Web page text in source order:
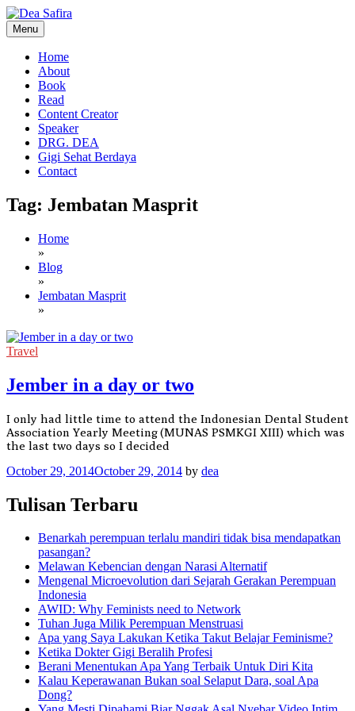
Skip
to
content
Menu
Home
About
Book
Read
Content Creator
Speaker
DRG. DEA
Gigi Sehat Berdaya
Contact
Tag: Jembatan Masprit
Home
»
Blog
»
Jembatan Masprit
»
Travel
Jember in a day or two
I only had little time to attend the Indonesian Dental Student
Association Yearly Meeting (MUNAS PSMKGI XIII) which was
the last two days so I decided
October 29, 2014October 29, 2014 by dea
Tulisan Terbaru
Benarkah perempuan terlalu mandiri tidak bisa mendapatkan
pasangan?
Melawan Kebencian dengan Narasi Alternatif
Mengenal Microevolution dari Sejarah Gerakan Perempuan
Indonesia
AWID: Why Feminists need to Network
Tuhan Juga Milik Perempuan Menstruasi
Apa yang Saya Lakukan Ketika Takut Belajar Feminisme?
Ketika Dokter Gigi Beralih Profesi
Berani Menentukan Apa Yang Terbaik Untuk Diri Kita
Kalau Keperawanan Bukan soal Selaput Dara, soal Apa
Dong?